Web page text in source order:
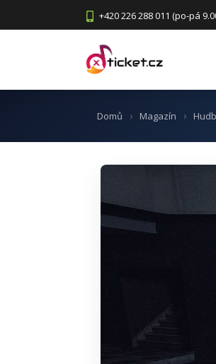
+420 226 288 011 (po-pá
Domů Magazín